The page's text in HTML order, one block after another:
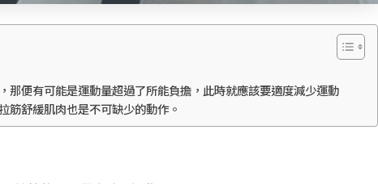
那便有可能是運動量超過了所能負擔，此時就應該要適度減少運動
筋舒緩肌肉也是不可缺少的動作。